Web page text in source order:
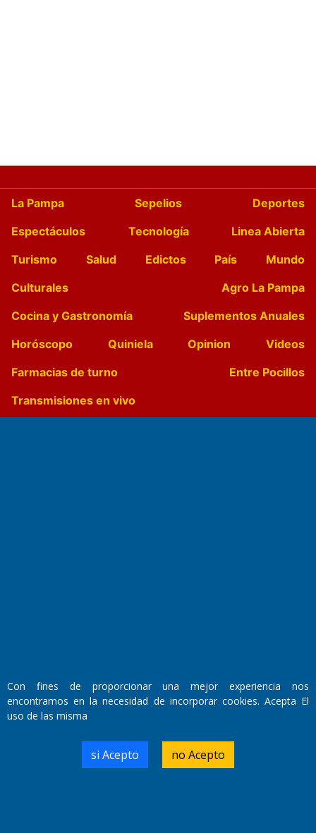
La Pampa Sepelios
Deportes
Espectáculos
Tecnología
Linea Abierta
Turismo
Salud Edictos País
Mundo
Culturales
Agro La Pampa
Cocina y Gastronomía
Suplementos Anuales
Horóscopo
Quiniela Opinion
Videos
Farmacias de turno
Entre Pocillos
Transmisiones en vivo
Propietario: El Diario SRL
Director Periodístico:
Walter René Goñi
Domicilio Legal: José Ingenieros 855,
Santa Rosa, La Pampa.
Con fines de proporcionar una mejor experiencia nos
encontramos en la necesidad de incorporar cookies. Acepta El
uso de las misma
si Acepto no Acepto